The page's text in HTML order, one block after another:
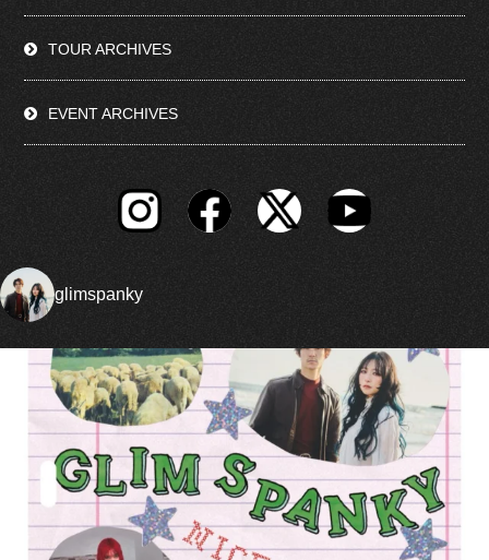
TOUR ARCHIVES
EVENT ARCHIVES
glimspanky